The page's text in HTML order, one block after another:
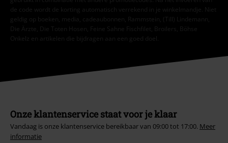
de code wordt de korting automatisch verrekend in je winkelmandje. Niet
geldig op boeken, media, cadeaubonnen, Rammstein, (Till) Lindemann,
Die Ärzte, Die Toten Hosen, Feine Sahne Fischfilet, Broilers, Böhse
Onkelz en artikelen die bijdragen aan een goed doel.
Onze klantenservice staat voor je klaar
Vandaag is onze klantenservice bereikbaar van 09:00 tot 17:00. Meer
informatie